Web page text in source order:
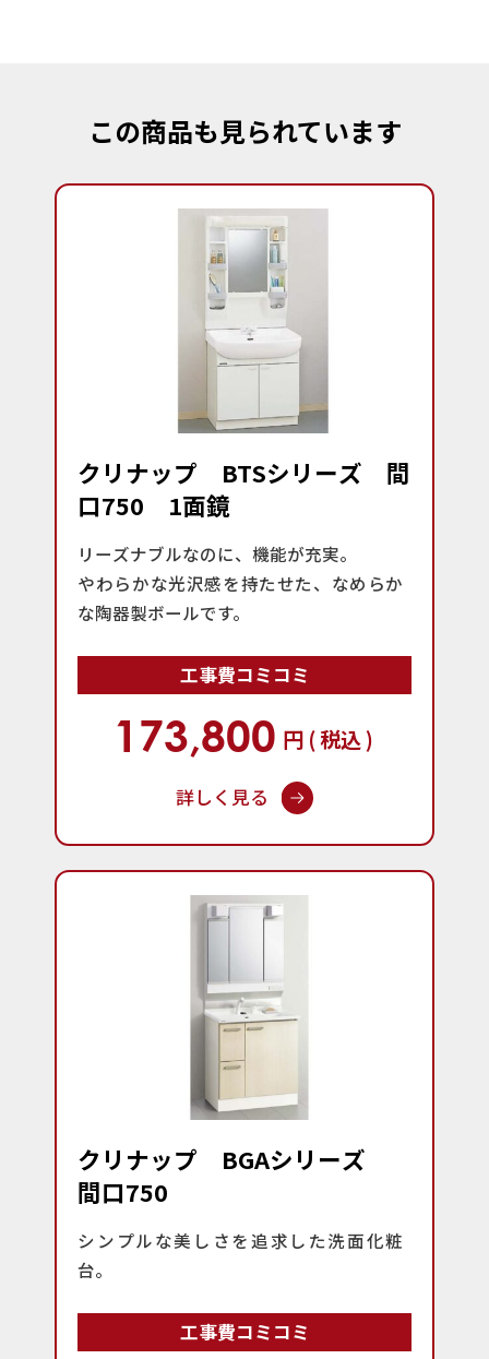
この商品も見られています
クリナップ BTSシリーズ 間
口750 1面鏡
リーズナブルなのに、機能が充実。
やわらかな光沢感を持たせた、なめらか
な陶器製ボールです。
工事費コミコミ
173,800 円 ( 税込 )
詳しく見る
クリナップ BGAシリーズ
間口750
シンプルな美しさを追求した洗面化粧
台。
工事費コミコミ